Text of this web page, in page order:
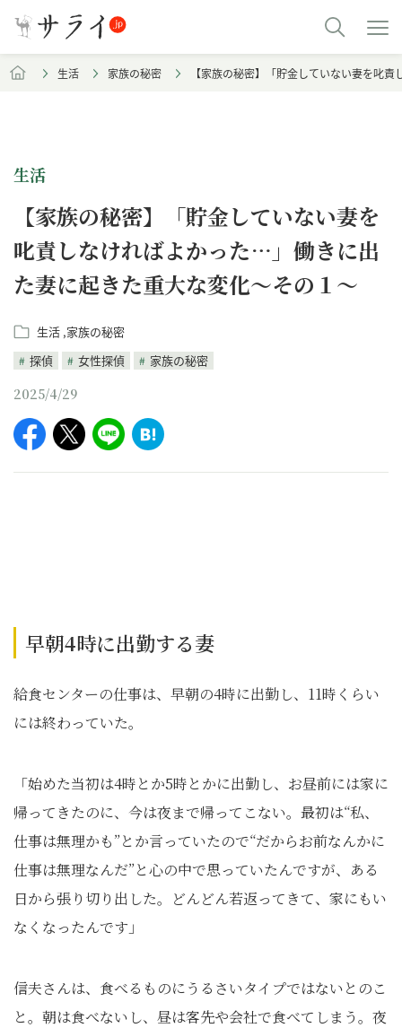
生活 家族の秘密 【家族の秘密】「貯金していない妻を叱
生活
【家族の秘密】「貯金していない妻を
叱責しなければよかった…」働きに出
た妻に起きた重大な変化～その１～
生活 家族の秘密
探偵
女性探偵 家族の秘密
2025/4/29
早朝4時に出勤する妻
給食センターの仕事は、早朝の4時に出勤し、11時くらい
には終わっていた。
「始めた当初は4時とか5時とかに出勤し、お昼前には家に
帰ってきたのに、今は夜まで帰ってこない。最初は“私、
仕事は無理かも”とか言っていたので“だからお前なんかに
仕事は無理なんだ”と心の中で思っていたんですが、ある
日から張り切り出した。どんどん若返ってきて、家にもい
なくなったんです」
信夫さんは、食べるものにうるさいタイプではないとのこ
と。朝は食べないし、昼は客先や会社で食べてしまう。夜